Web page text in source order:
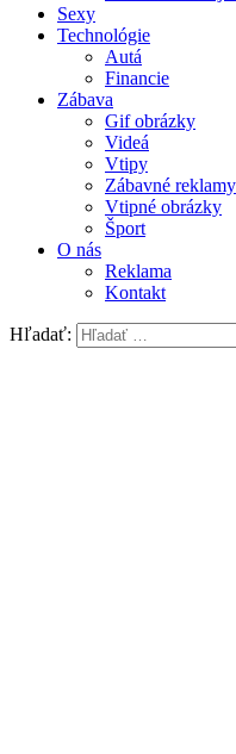
Sexy
Technológie
Autá
Financie
Zábava
Gif obrázky
Videá
Vtipy
Zábavné reklamy
Vtipné obrázky
Šport
O nás
Reklama
Kontakt
Hľadať: